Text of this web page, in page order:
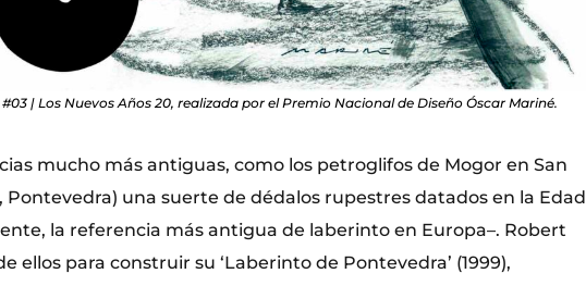
| Los Nuevos Años 20, realizada por el Premio Nacional de Diseño Óscar Mariné.
mucho más antiguas, como los petroglifos de Mogor en San
Pontevedra) una suerte de dédalos rupestres datados en la Edad
la referencia más antigua de laberinto en Europa–. Robert
ellos para construir su ‘Laberinto de Pontevedra’ (1999),